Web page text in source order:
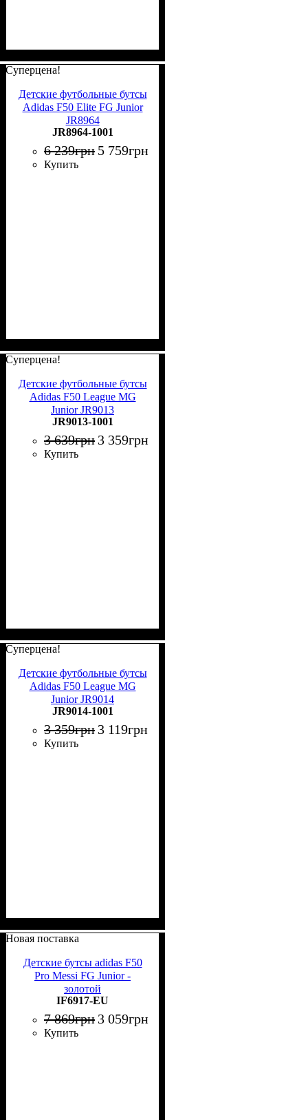
Суперцена!
Детские футбольные бутсы
Adidas F50 Elite FG Junior
JR8964
JR8964-1001
6 239грн 5 759грн
Купить
Суперцена!
Детские футбольные бутсы
Adidas F50 League MG
Junior JR9013
JR9013-1001
3 639грн 3 359грн
Купить
Суперцена!
Детские футбольные бутсы
Adidas F50 League MG
Junior JR9014
JR9014-1001
3 359грн 3 119грн
Купить
Новая поставка
Детские бутсы adidas F50
Pro Messi FG Junior -
золотой
IF6917-EU
7 869грн 3 059грн
Купить